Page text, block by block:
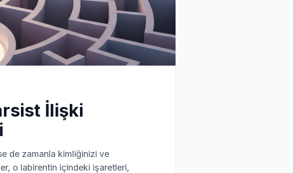
İlişki
de zamanla kimliğinizi ve
o labirentin içindeki işaretleri,